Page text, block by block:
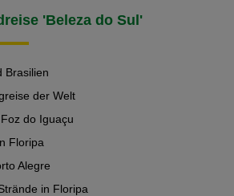
'Beleza do Sul'
Brasilien
der Welt
do Iguaçu
Floripa
Alegre
in Floripa